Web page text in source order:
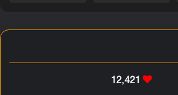
12٬421